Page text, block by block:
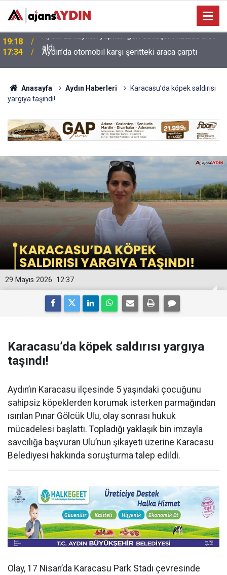
17:34 Aydın’da otomobil karşı şeritteki araca çarptı
Anasayfa Aydın Haberleri
Karacasu’da köpek saldırısı
yargıya taşındı!
12:37
29 Mayıs 2026
Karacasu’da köpek saldırısı yargıya
taşındı!
Aydın’ın Karacasu ilçesinde 5 yaşındaki çocuğunu
sahipsiz köpeklerden korumak isterken parmağından
ısırılan Pınar Gölcük Ulu, olay sonrası hukuk
mücadelesi başlattı. Topladığı yaklaşık bin imzayla
savcılığa başvuran Ulu’nun şikayeti üzerine Karacasu
Belediyesi hakkında soruşturma talep edildi.
Olay, 17 Nisan’da Karacasu Park Stadı çevresinde